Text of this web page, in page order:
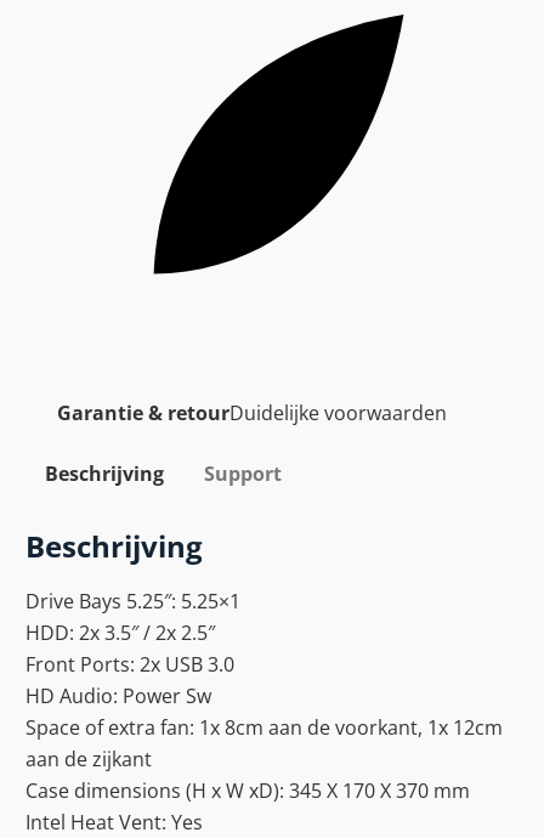
Garantie & retourDuidelijke voorwaarden
Beschrijving Support
Beschrijving
Drive Bays 5.25″: 5.25×1
HDD: 2x 3.5″ / 2x 2.5″
Front Ports: 2x USB 3.0
HD Audio: Power Sw
Space of extra fan: 1x 8cm aan de voorkant, 1x 12cm
aan de zijkant
Case dimensions (H x W xD): 345 X 170 X 370 mm
Intel Heat Vent: Yes